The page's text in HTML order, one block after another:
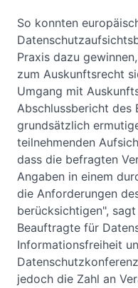
So konnten
Praxis dazu
zum Auskunftsrecht
Umgang mit
Abschlussbericht des
grundsätzlich
teilnehmenden
dass die befragten
Angaben in einem
die Anforderungen
berücksichtigen",
Beauftragte für
Informationsfreiheit
jedoch die Zahl an